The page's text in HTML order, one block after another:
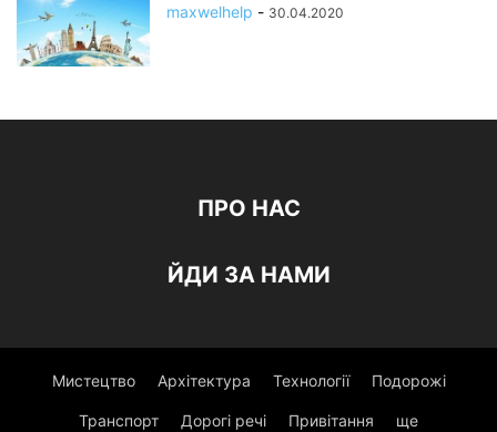
maxwelhelp - 30.04.2020
ПРО НАС
ЙДИ ЗА НАМИ
Мистецтво Архітектура Технології Подорожі
Транспорт Дорогі речі Привітання ще